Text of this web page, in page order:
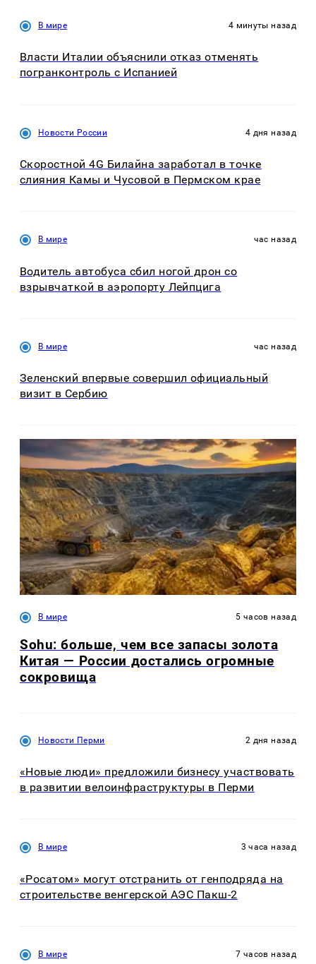
В мире 4 минуты назад
Власти Италии объяснили отказ отменять
погранконтроль с Испанией
Новости России 4 дня назад
Скоростной 4G Билайна заработал в точке
слияния Камы и Чусовой в Пермском крае
В мире час назад
Водитель автобуса сбил ногой дрон со
взрывчаткой в аэропорту Лейпцига
В мире час назад
Зеленский впервые совершил официальный
визит в Сербию
В мире 5 часов назад
Sohu: больше, чем все запасы золота
Китая — России достались огромные
сокровища
Новости Перми 2 дня назад
«Новые люди» предложили бизнесу участвовать
в развитии велоинфраструктуры в Перми
В мире 3 часа назад
«Росатом» могут отстранить от генподряда на
строительстве венгерской АЭС Пакш-2
В мире 7 часов назад